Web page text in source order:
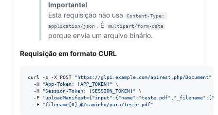
Importante!
Esta requisição não usa
Content-Type:
application/json . É multipart/form-data
porque envia um arquivo binário.
Requisição em formato CURL
curl -s -X POST "https://glpi.example.com/apirest.php/Document"
  -H
"App-Token: [APP_TOKEN] " \
  -H
"Session-Token: [SESSION_TOKEN] " \
  -F
'
  -F
"filename[0]=@/caminho/para/teste.pdf"